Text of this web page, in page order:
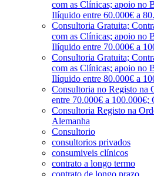
com as Clínicas; apoio no
Ilíquido entre 60.000€ a
Consultoria Gratuita;
com as Clínicas; apoio no
Ilíquido entre 70.000€ a
Consultoria Gratuita;
com as Clínicas; apoio no
Ilíquido entre 80.000€ a
Consultoria no Registo na
entre 70.000€ a 100.000€;
Consultoria Registo na
Alemanha
Consultorio
consultorios privados
consumiveis clínicos
contrato a longo termo
contrato de longo prazo